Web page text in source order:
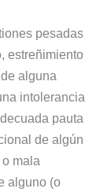
pesadas
estreñimiento
alguna
intolerancia
pauta
de algún
mala
alguno (o